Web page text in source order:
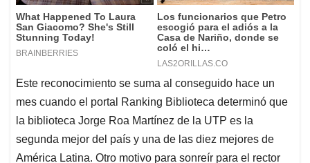
Este reconocimiento se suma al conseguido hace un
mes cuando el portal Ranking Biblioteca determinó que
la biblioteca Jorge Roa Martínez de la UTP es la
segunda mejor del país y una de las diez mejores de
América Latina. Otro motivo para sonreír para el rector